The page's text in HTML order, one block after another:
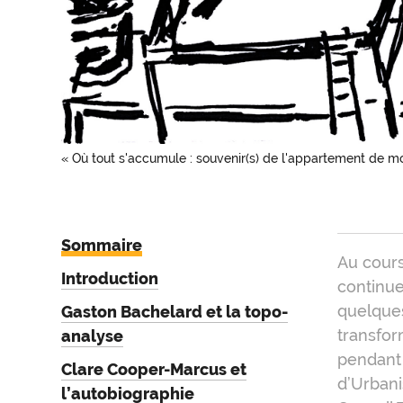
« Où tout s'accumule : souvenir(s) de l'appartement de
Sommaire
Introduction
Gaston Bachelard et la topo-
analyse
Clare Cooper-Marcus et
l’autobiographie
Au
pendant